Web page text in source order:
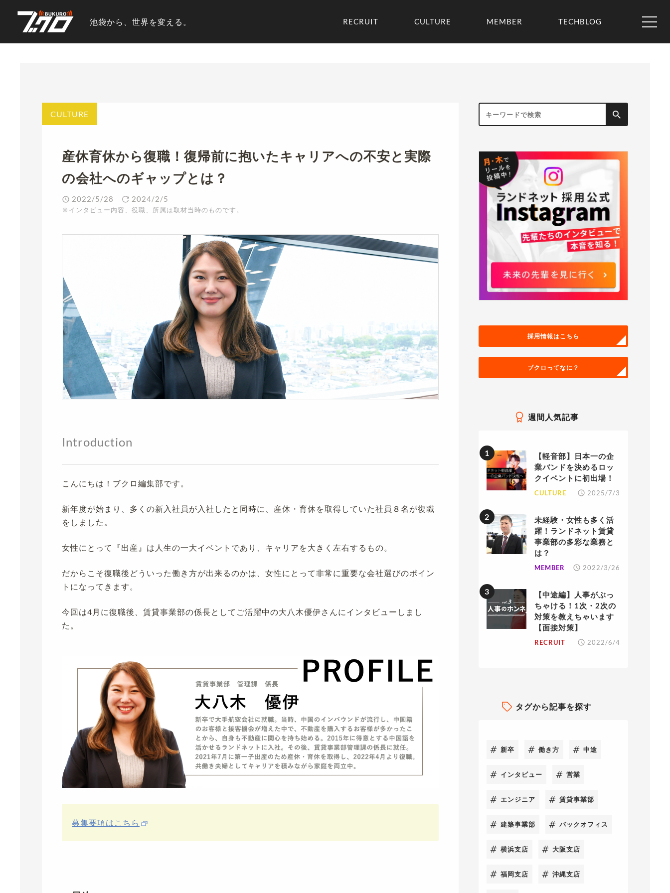
池袋から、世界を変える。 RECRUIT CULTURE MEMBER TECHBLOG
CULTURE
産休育休から復職！復帰前に抱いたキャリアへの不安と実際
の会社へのギャップとは？
2022/5/28 2024/2/5
※インタビュー内容、役職、所属は取材当時のものです。
Introduction
こんにちは！ブクロ編集部です。
新年度が始まり、多くの新入社員が入社したと同時に、産休・育休を取得していた社員８名が復職
をしました。
女性にとって『出産』は人生の一大イベントであり、キャリアを大きく左右するもの。
だからこそ復職後どういった働き方が出来るのかは、女性にとって非常に重要な会社選びのポイン
トになってきます。
今回は4月に復職後、賃貸事業部の係長としてご活躍中の大八木優伊さんにインタビューしまし
た。
募集要項はこちら
採用情報はこちら
ブクロってなに？
週間人気記事
【軽音部】日本一の企
業バンドを決めるロッ
クイベントに初出場！
CULTURE 2025/7/3
未経験・女性も多く活
躍！ランドネット賃貸
事業部の多彩な業務と
は？
MEMBER 2022/3/26
【中途編】人事がぶっ
ちゃける！1次・2次の
対策を教えちゃいます
【面接対策】
RECRUIT 2022/6/4
タグから記事を探す
新卒 働き方 中途
インタビュー 営業
エンジニア 賃貸事業部
建築事業部 バックオフィス
横浜支店 大阪支店
福岡支店 沖縄支店